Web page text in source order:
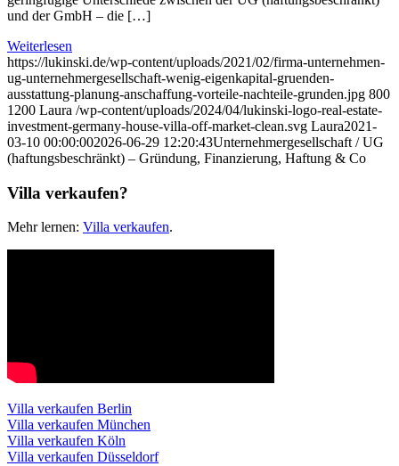
und der GmbH – die […]
Weiterlesen
https://lukinski.de/wp-content/uploads/2021/02/firma-unternehmen-
ug-unternehmergesellschaft-wenig-eigenkapital-gruenden-
ausstattung-planung-anschaffung-vorteile-nachteile-grunden.jpg 800
1200 Laura /wp-content/uploads/2024/04/lukinski-logo-real-estate-
investment-germany-house-villa-off-market-clean.svg Laura2021-
03-10 00:00:002026-06-29 12:20:43Unternehmergesellschaft / UG
(haftungsbeschränkt) – Gründung, Finanzierung, Haftung & Co
Villa verkaufen?
Mehr lernen: Villa verkaufen.
Villa verkaufen Berlin
Villa verkaufen München
Villa verkaufen Köln
Villa verkaufen Düsseldorf